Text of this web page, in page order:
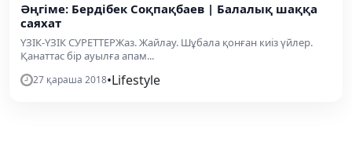
Әңгіме: Бердібек Соқпақбаев | Балалық шаққа
саяхат
ҮЗІК-ҮЗІК СУРЕТТЕРЖаз. Жайлау. Шұбала қонған киіз үйлер.
Қанаттас бір ауылға апам...
27 қараша 2018•Lifestyle